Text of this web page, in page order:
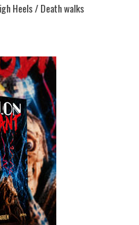
Heels / Death walks